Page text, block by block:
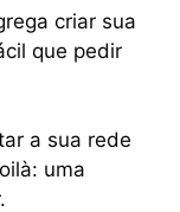
criar sua
que pedir
a sua rede
uma